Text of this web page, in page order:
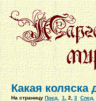
Какая
На страницуПред. 1,2,3 След.